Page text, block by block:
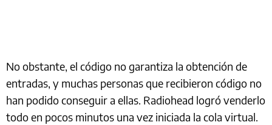
No obstante, el código no garantiza la obtención de
entradas, y muchas personas que recibieron código no
han podido conseguir a ellas. Radiohead logró venderlo
todo en pocos minutos una vez iniciada la cola virtual.